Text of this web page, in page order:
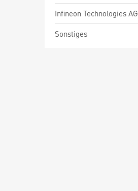
Infineon Technologies AG
Sonstiges